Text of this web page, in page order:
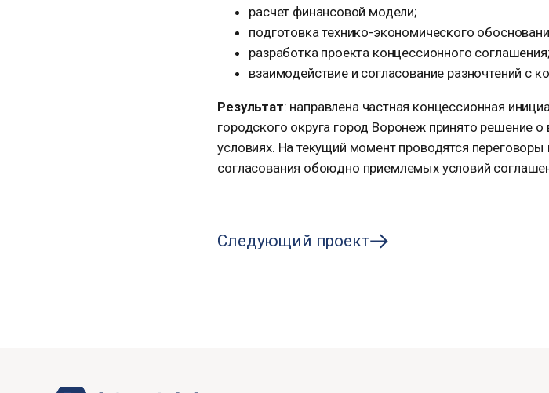
расчет финансовой модели;
подготовка технико-экономического
разработка проекта концессионного соглашения;
взаимодействие и согласование разночтений с
Результат: направлена частная концессионная
городского округа город Воронеж принято решение
условиях. На текущий момент проводятся
согласования обоюдно приемлемых условий
Следующий проект